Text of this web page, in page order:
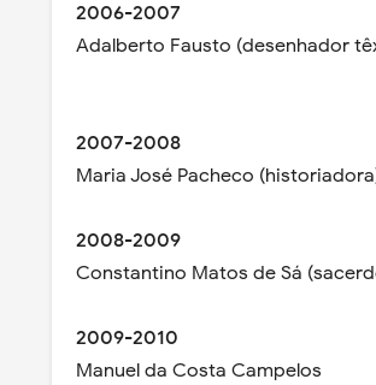
2006-2007
Adalberto Fausto (desenhador
2007-2008
Maria José Pacheco
2008-2009
Constantino Matos de Sá
2009-2010
Manuel da Costa Campelos